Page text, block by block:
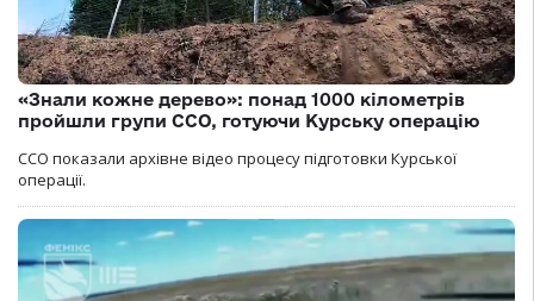
«Знали кожне дерево»: понад 1000 кілометрів
пройшли групи ССО, готуючи Курську операцію
ССО показали архівне відео процесу підготовки Курської
операції.